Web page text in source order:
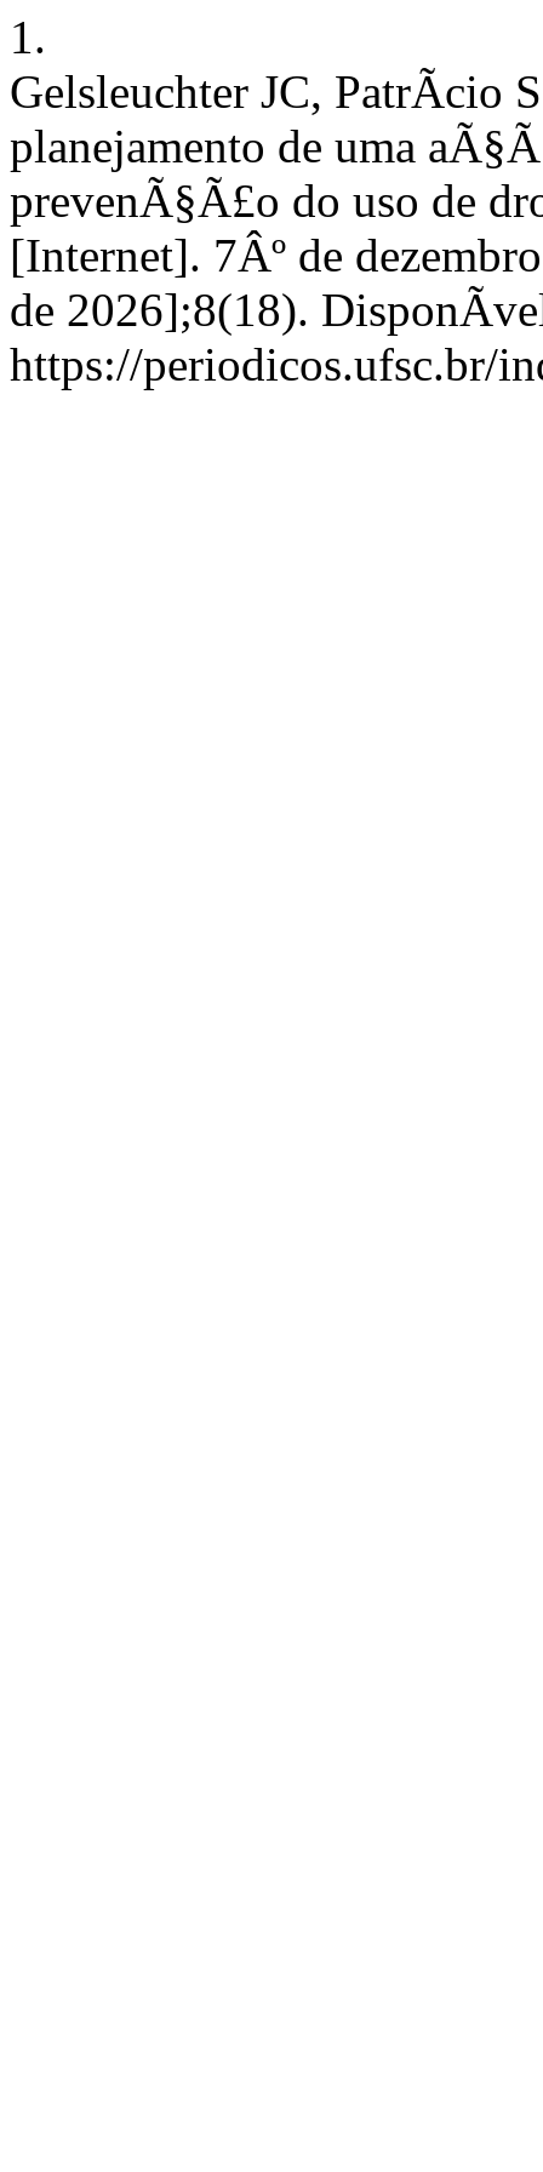
1.
Gelsleuchter JC, PatrÃ­cio
planejamento de uma
prevenÃ§Ã£o do uso de
[Internet]. 7Âº de
de 2026];8(18).
https://periodicos.ufsc.br/